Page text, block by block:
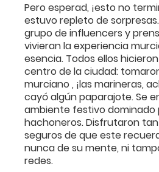
Pero esperad, ¡esto no
estuvo repleto de
grupo de influencers y
vivieran la experiencia
esencia. Todos ellos
centro de la ciudad:
murciano , ¡las marineras,
cayó algún paparajote. Se
ambiente festivo dominado
hachoneros. Disfrutaron
seguros de que este
nunca de su mente, ni
redes.